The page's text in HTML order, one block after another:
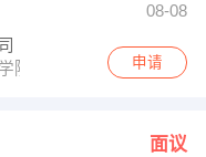
08-08
院内（醇香园与明泰花园
申请
面议